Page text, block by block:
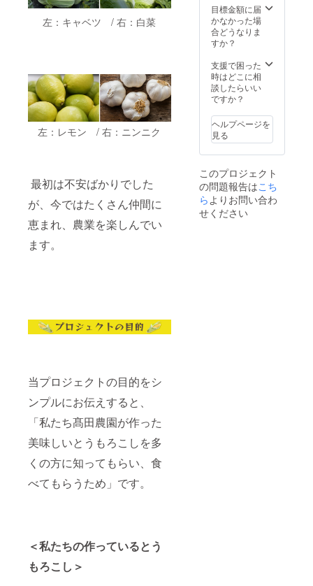
左：キャベツ / 右：白菜
左：レモン / 右：ニンニク
最初は不安ばかりでした
が、今ではたくさん仲間に
恵まれ、農業を楽しんでい
ます。
当プロジェクトの目的をシ
ンプルにお伝えすると、
「私たち髙田農園が作った
美味しいとうもろこしを多
くの方に知ってもらい、食
べてもらうため」です。
＜私たちの作っているとう
もろこし＞
クール
便で配
送いた
な個体
が入る
場合は8
本とな
が、基
本的に
10本入
りとな
・ニン
ニクと
グリー
ンレモ
ンは10
目標金額に届
かなかった場
合どうなりま
すか？
支援で困った
時はどこに相
談したらいい
ですか？
ヘルプページを
見る
このプロジェクト
の問題報告はこち
らよりお問い合わ
せください